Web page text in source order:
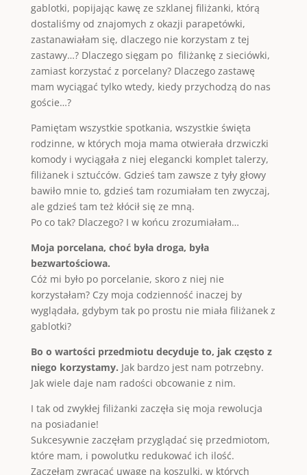
gablotki, popijając kawę ze szklanej filiżanki, którą
dostaliśmy od znajomych z okazji parapetówki,
zastanawiałam się, dlaczego nie korzystam z tej
zastawy…? Dlaczego sięgam po filiżankę z sieciówki,
zamiast korzystać z porcelany? Dlaczego zastawę
mam wyciągać tylko wtedy, kiedy przychodzą do nas
goście…?
Pamiętam wszystkie spotkania, wszystkie święta
rodzinne, w których moja mama otwierała drzwiczki
komody i wyciągała z niej elegancki komplet talerzy,
filiżanek i sztućców. Gdzieś tam zawsze z tyły głowy
bawiło mnie to, gdzieś tam rozumiałam ten zwyczaj,
ale gdzieś tam też kłócił się ze mną.
Po co tak? Dlaczego? I w końcu zrozumiałam…
Moja porcelana, choć była droga, była
bezwartościowa.
Cóż mi było po porcelanie, skoro z niej nie
korzystałam? Czy moja codzienność inaczej by
wyglądała, gdybym tak po prostu nie miała filiżanek z
gablotki?
Bo o wartości przedmiotu decyduje to, jak często z
niego korzystamy. Jak bardzo jest nam potrzebny.
Jak wiele daje nam radości obcowanie z nim.
I tak od zwykłej filiżanki zaczęła się moja rewolucja
na posiadanie!
Sukcesywnie zaczęłam przyglądać się przedmiotom,
które mam, i powolutku redukować ich ilość.
Zaczęłam zwracać uwagę na koszulki, w których